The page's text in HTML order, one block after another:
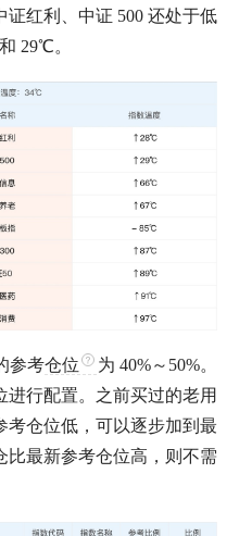
证红利
、中证 500 还处于低
29℃。
参考仓位
为 40%～50%。
进行配置。之前买过的老用
考仓位低，可以逐步加到最
比最新参考仓位高，则不需